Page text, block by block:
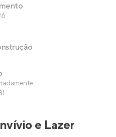
e Lazer